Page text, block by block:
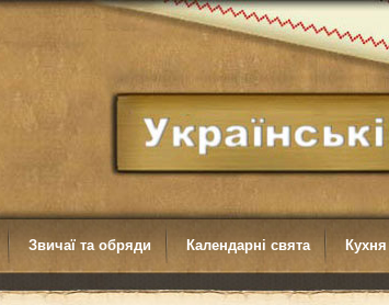
Звичаї та обряди Календарні свята Кухня